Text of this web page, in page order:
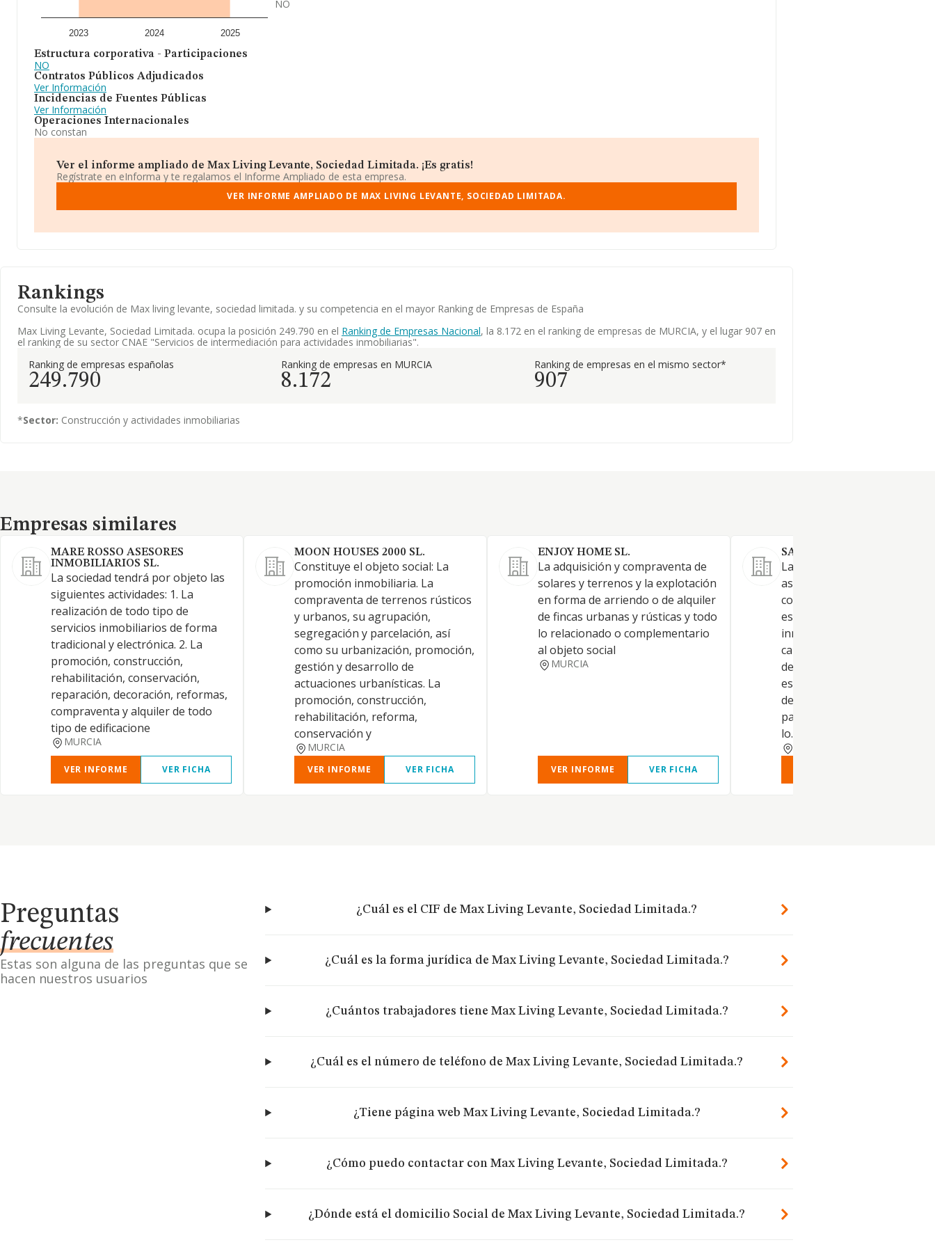
2023 2024 2025
Estructura corporativa - Participaciones
NO
Contratos Públicos Adjudicados
Ver Información
Incidencias de Fuentes Públicas
Ver Información
Operaciones Internacionales
No constan
NO
Ver el informe ampliado de Max Living Levante, Sociedad Limitada. ¡Es gratis!
Regístrate en eInforma y te regalamos el Informe Ampliado de esta empresa.
VER INFORME AMPLIADO DE MAX LIVING LEVANTE, SOCIEDAD LIMITADA.
Rankings
Consulte la evolución de Max living levante, sociedad limitada. y su competencia en el mayor Ranking de Empresas de España
Max Living Levante, Sociedad Limitada. ocupa la posición 249.790 en el Ranking de Empresas Nacional, la 8.172 en el ranking de empresas de MURCIA, y el lugar 907 en
el ranking de su sector CNAE "Servicios de intermediación para actividades inmobiliarias".
Ranking de empresas españolas
249.790
Ranking de empresas en MURCIA
8.172
Ranking de empresas en el mismo sector*
907
*Sector: Construcción y actividades inmobiliarias
Empresas similares
Empresas similares
MARE ROSSO ASESORES
INMOBILIARIOS SL.
La sociedad tendrá por objeto las
siguientes actividades: 1. La
realización de todo tipo de
servicios inmobiliarios de forma
tradicional y electrónica. 2. La
promoción, construcción,
rehabilitación, conservación,
reparación, decoración, reformas,
compraventa y alquiler de todo
tipo de edificacione
MURCIA
VER INFORME VER FICHA
MOON HOUSES 2000 SL.
Constituye el objeto social: La
promoción inmobiliaria. La
compraventa de terrenos rústicos
y urbanos, su agrupación,
segregación y parcelación, así
como su urbanización, promoción,
gestión y desarrollo de
actuaciones urbanísticas. La
promoción, construcción,
rehabilitación, reforma,
conservación y
MURCIA
VER INFORME VER FICHA
ENJOY HOME SL.
La adquisición y compraventa de
solares y terrenos y la explotación
en forma de arriendo o de alquiler
de fincas urbanas y rústicas y todo
lo relacionado o complementario
al objeto social
MURCIA
VER INFORME VER FICHA
SANA GLOBAL CAPITAL SL.
La prestación de servicios de
asesoramiento estratégico y
consultoría empresarial
especializada en el sector
inmobiliario, incluyendo, sin
carácter limitativo: La
desarrollo y ejecución de
estrategias de inversión y
desinversión inmobiliaria, en
particular en activos
lo.
Preguntas
frecuentes
Estas son alguna de las preguntas que se
hacen nuestros usuarios
¿Cuál es el CIF de Max Living Levante, Sociedad Limitada.?
¿Cuál es la forma jurídica de Max Living Levante, Sociedad Limitada.?
¿Cuántos trabajadores tiene Max Living Levante, Sociedad Limitada.?
¿Cuál es el número de teléfono de Max Living Levante, Sociedad Limitada.?
¿Tiene página web Max Living Levante, Sociedad Limitada.?
¿Cómo puedo contactar con Max Living Levante, Sociedad Limitada.?
¿Dónde está el domicilio Social de Max Living Levante, Sociedad Limitada.?